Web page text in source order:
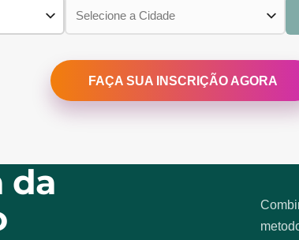
FAÇA SUA INSCRIÇÃO AGORA
da